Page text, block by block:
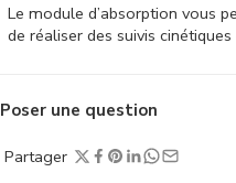
Le module d’absorption vous
de réaliser des suivis
Poser une question
Partager